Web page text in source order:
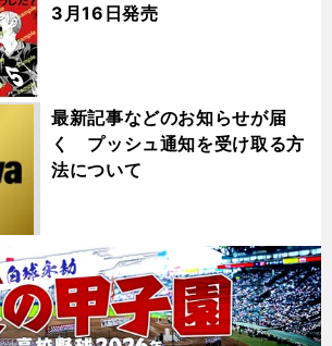
3月16日発売
最新記事などのお知らせが届
く プッシュ通知を受け取る方
法について